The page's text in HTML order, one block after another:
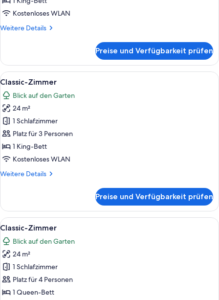
Kostenloses WLAN
Weitere Details
Weitere
Zimmer
Preise und Verfügbarkeit prüfen
Alle
Fotos
für
Classic-
Zimmer
anzeigen
Ein Schlafzimmer mit Bett,
9
Classic-Zimmer
Blick auf den Garten
24 m²
1 Schlafzimmer
Platz für 3 Personen
1 King-Bett
Kostenloses WLAN
Weitere Details
Weitere
Zimmer
Preise und Verfügbarkeit prüfen
Alle
Fotos
für
Classic-
Zimmer
anzeigen
Ein modernes Zimmer mit großem
9
Classic-Zimmer
Blick auf den Garten
24 m²
1 Schlafzimmer
Platz für 4 Personen
1 Queen-Bett